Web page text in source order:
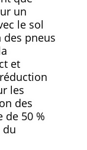
un
le sol
pneus
et
les
des
de 50 %
du